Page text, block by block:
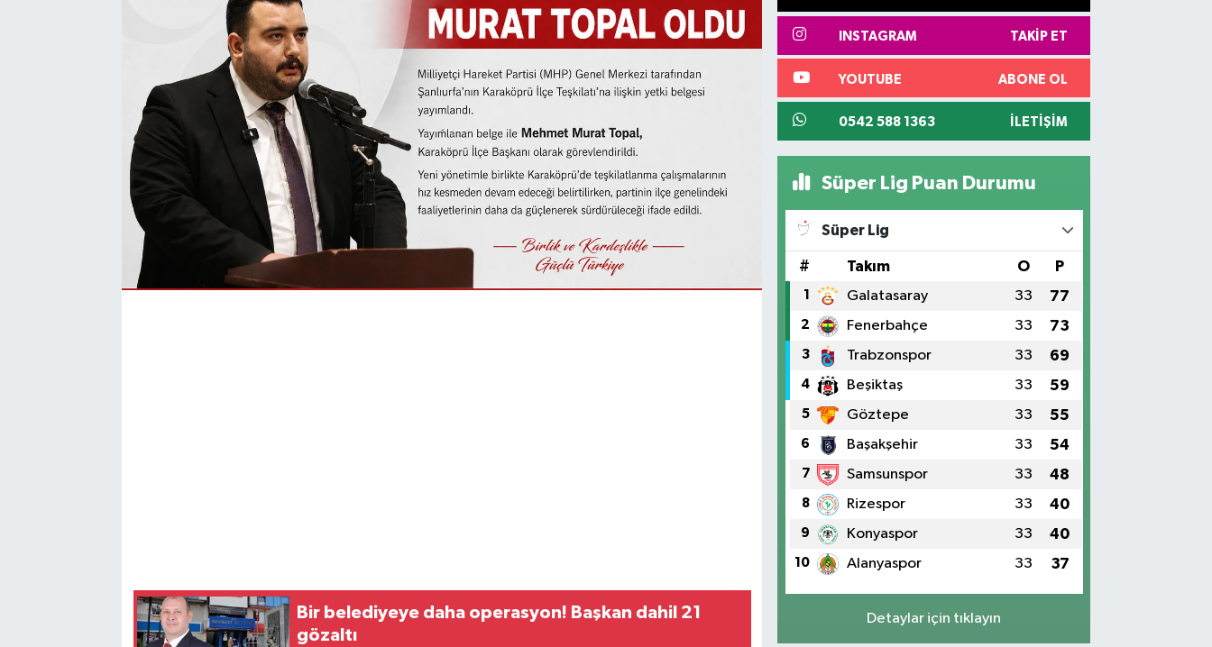
Bir belediyeye daha operasyon! Başkan dahil 21
gözaltı
INSTAGRAM TAKIP ET
YOUTUBE ABONE OL
0542 588 1363 İLETIŞIM
Süper Lig Puan Durumu
Süper Lig
# Takım O P
1 Galatasaray 33 77
2 Fenerbahçe 33 73
3 Trabzonspor 33 69
4 Beşiktaş 33 59
5 Göztepe 33 55
6 Başakşehir 33 54
7 Samsunspor 33 48
8 Rizespor 33 40
9 Konyaspor 33 40
10 Alanyaspor 33 37
Detaylar için tıklayın